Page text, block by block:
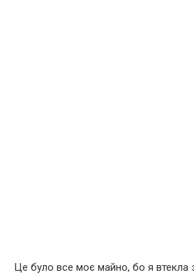
Це було все моє майно, бо я втекла